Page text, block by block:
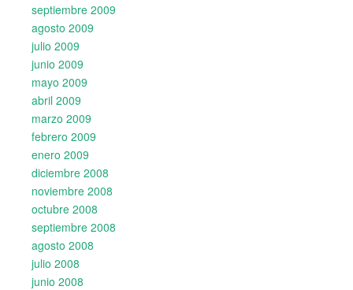
septiembre 2009
agosto 2009
julio 2009
junio 2009
mayo 2009
abril 2009
marzo 2009
febrero 2009
enero 2009
diciembre 2008
noviembre 2008
octubre 2008
septiembre 2008
agosto 2008
julio 2008
junio 2008